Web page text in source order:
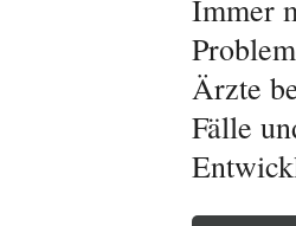
Immer
Ärzte
Fälle